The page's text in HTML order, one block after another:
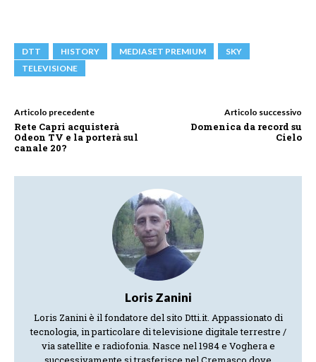
DTT HISTORY MEDIASET PREMIUM
SKY
TELEVISIONE
Articolo precedente
Rete Capri acquisterà
Odeon TV e la porterà sul
canale 20?
Articolo successivo
Domenica da record su
Cielo
Loris Zanini
Loris Zanini è il fondatore del sito Dtti.it. Appassionato di
tecnologia, in particolare di televisione digitale terrestre /
via satellite e radiofonia. Nasce nel 1984 e Voghera e